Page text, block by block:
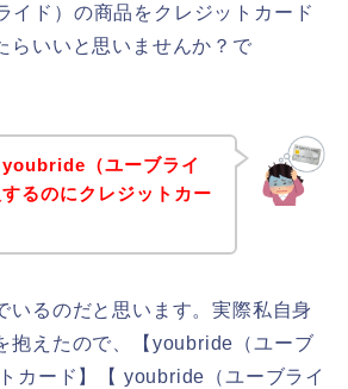
イド）の商品をクレジットカード
らいいと思いませんか？で
（ユーブライ
るのにクレジットカー
いるのだと思います。実際私自身
抱えたので、【youbride（ユーブ
カード】【 youbride（ユーブライ